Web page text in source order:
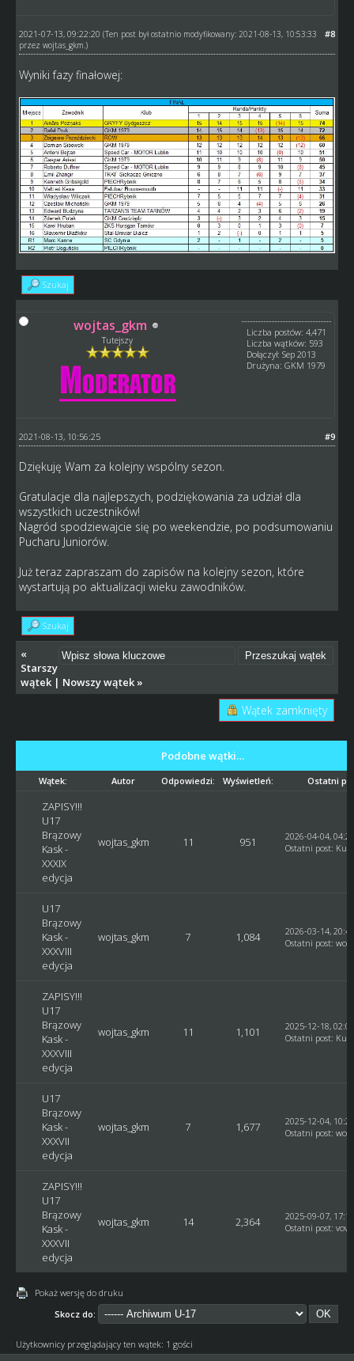
#8
2021-07-13, 09:22:20 (Ten post był ostatnio modyfikowany: 2021-08-13, 10:53:33
przez wojtas_gkm.)
Wyniki fazy finałowej:
Szukaj
wojtas_gkm
Tutejszy
Liczba postów: 4,471
Liczba wątków: 593
Dołączył: Sep 2013
Drużyna: GKM 1979
#9
2021-08-13, 10:56:25
Dziękuję Wam za kolejny wspólny sezon.
Gratulacje dla najlepszych, podziękowania za udział dla
wszystkich uczestników!
Nagród spodziewajcie się po weekendzie, po podsumowaniu
Pucharu Juniorów.
Już teraz zapraszam do zapisów na kolejny sezon, które
wystartują po aktualizacji wieku zawodników.
Szukaj
«
Starszy
wątek| Nowszy wątek»
Wątek zamknięty
Podobne wątki…
Wątek: Autor Odpowiedzi: Wyświetleń: Ostatni
ZAPISY!!!
U17
Brązowy
Kask -
XXXIX
edycja
wojtas_gkm 11 951
2026-04-04,
Ostatni post: Kusy
U17
Brązowy
Kask -
XXXVIII
edycja
wojtas_gkm 7 1,084
2026-03-14,
Ostatni post:
ZAPISY!!!
U17
Brązowy
Kask -
XXXVIII
edycja
wojtas_gkm 11 1,101
2025-12-18,
Ostatni post: Kusy
U17
Brązowy
Kask -
XXXVII
edycja
wojtas_gkm 7 1,677
2025-12-04,
Ostatni post:
ZAPISY!!!
U17
Brązowy
Kask -
XXXVII
edycja
wojtas_gkm 14 2,364
2025-09-07,
Ostatni post:
Pokaż wersję do druku
Skocz do:
Użytkownicy przeglądający ten wątek: 1 gości